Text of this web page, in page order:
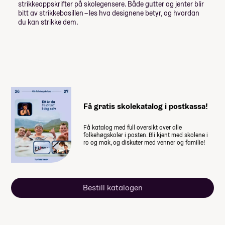
Forberedelse til førstegangstjeneste (høst)
Friluftsliv og reise - Nord-Norge og New
Zealand
Minimumspris for linja 87 511,-
Enkeltrom
Lån og stipend
Stipend fra Lånekassen
Les mer om priser, lån og stipend
strikkeoppskrifter på skolegensere. Både gutter og jenter blir
bitt av strikkebasillen – les hva designene betyr, og hvordan
du kan strikke dem.
Få gratis skolekatalog i postkassa!
Få katalog med full oversikt over alle
folkehøgskoler i posten. Bli kjent med skolene i
ro og mak, og diskuter med venner og familie!
Bestill katalogen